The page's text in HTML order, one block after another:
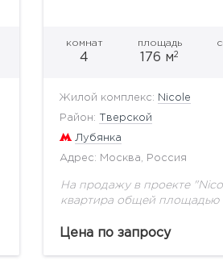
комнат
4
площадь
176 м2
Жилой комплекс: Nicole
Район: Тверской
Лубянка
Адрес: Москва, Россия
На продажу в проекте
квартира общей площадью
культурные и коммерческие
Цена по запросу